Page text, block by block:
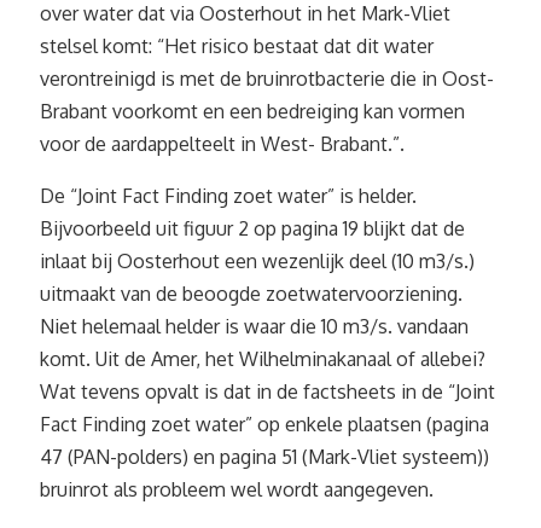
over water dat via Oosterhout in het Mark-Vliet
stelsel komt: “Het risico bestaat dat dit water
verontreinigd is met de bruinrotbacterie die in Oost-
Brabant voorkomt en een bedreiging kan vormen
voor de aardappelteelt in West- Brabant.”.
De “Joint Fact Finding zoet water” is helder.
Bijvoorbeeld uit figuur 2 op pagina 19 blijkt dat de
inlaat bij Oosterhout een wezenlijk deel (10 m3/s.)
uitmaakt van de beoogde zoetwatervoorziening.
Niet helemaal helder is waar die 10 m3/s. vandaan
komt. Uit de Amer, het Wilhelminakanaal of allebei?
Wat tevens opvalt is dat in de factsheets in de “Joint
Fact Finding zoet water” op enkele plaatsen (pagina
47 (PAN-polders) en pagina 51 (Mark-Vliet systeem))
bruinrot als probleem wel wordt aangegeven.